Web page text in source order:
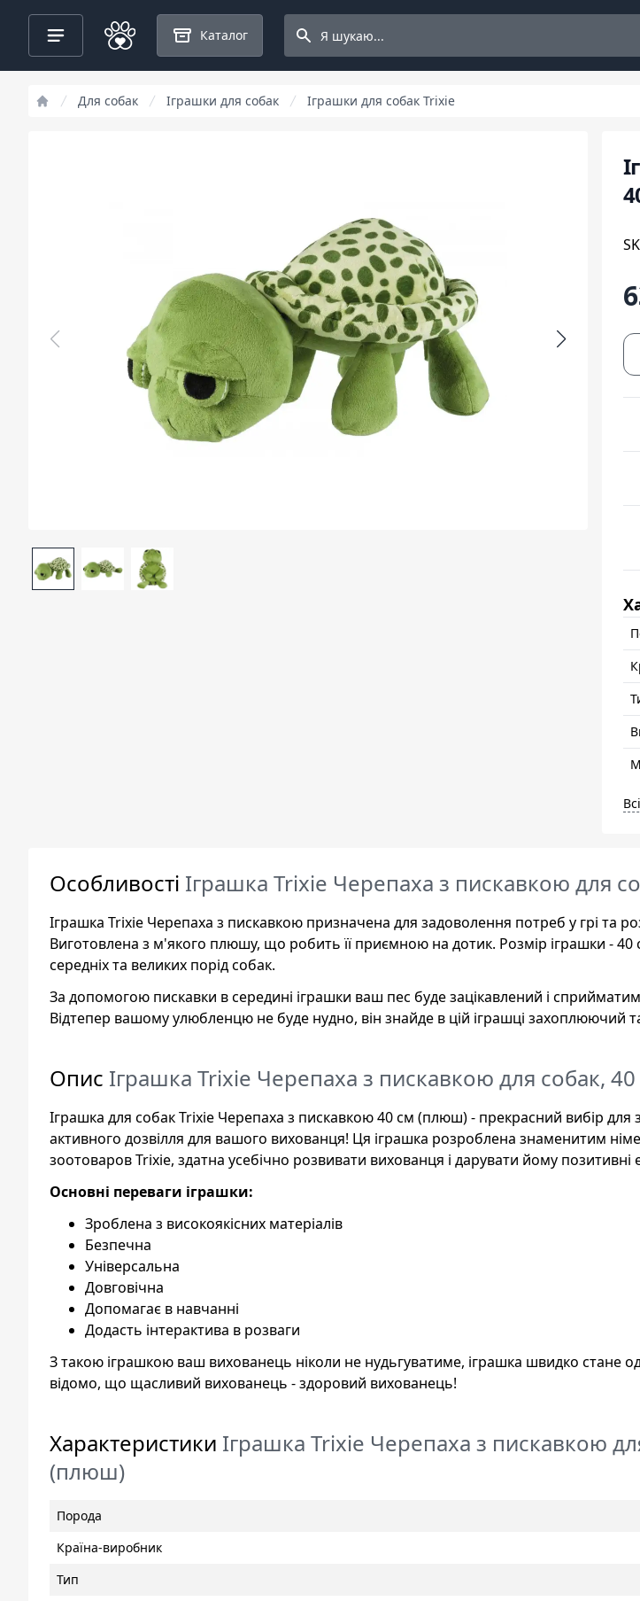
Каталог
Search projects
Для собак Іграшки для собак Іграшки для собак Trixie
Особливості Іграшка Trixie Черепаха з пискавкою для
Іграшка Trixie Черепаха з пискавкою призначена для задоволення потреб у грі та
Виготовлена з м'якого плюшу, що робить її приємною на дотик. Розмір іграшки - 40
середніх та великих порід собак.
За допомогою пискавки в середині іграшки ваш пес буде зацікавлений і сприйматиме
Відтепер вашому улюбленцю не буде нудно, він знайде в цій іграшці захоплюючий
Опис Іграшка Trixie Черепаха з пискавкою для собак,
Іграшка для собак Trixie Черепаха з пискавкою 40 см (плюш) - прекрасний вибір для
активного дозвілля для вашого вихованця! Ця іграшка розроблена знаменитим
зоотоваров Trixie, здатна усебічно розвивати вихованця і дарувати йому позитивні
Основні переваги іграшки:
Зроблена з високоякісних матеріалів
Безпечна
Універсальна
Довговічна
Допомагає в навчанні
Додасть інтерактива в розваги
З такою іграшкою ваш вихованець ніколи не нудьгуватиме, іграшка швидко стане
відомо, що щасливий вихованець - здоровий вихованець!
Характеристики Іграшка Trixie Черепаха з пискавкою
(плюш)
Порода
Країна-виробник
Тип